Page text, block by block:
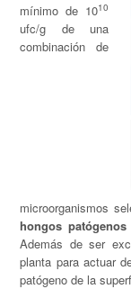
mínimo de 1010
ufc/g de una
combinación de
microorganismos
hongos
Además de ser
planta para actuar
patógeno de la